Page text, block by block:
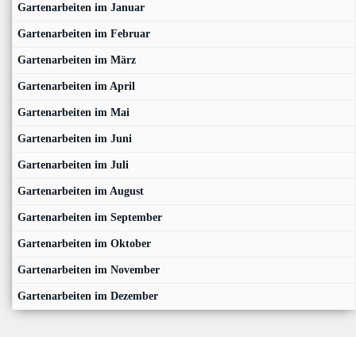
Gartenarbeiten im Januar
Gartenarbeiten im Februar
Gartenarbeiten im März
Gartenarbeiten im April
Gartenarbeiten im Mai
Gartenarbeiten im Juni
Gartenarbeiten im Juli
Gartenarbeiten im August
Gartenarbeiten im September
Gartenarbeiten im Oktober
Gartenarbeiten im November
Gartenarbeiten im Dezember